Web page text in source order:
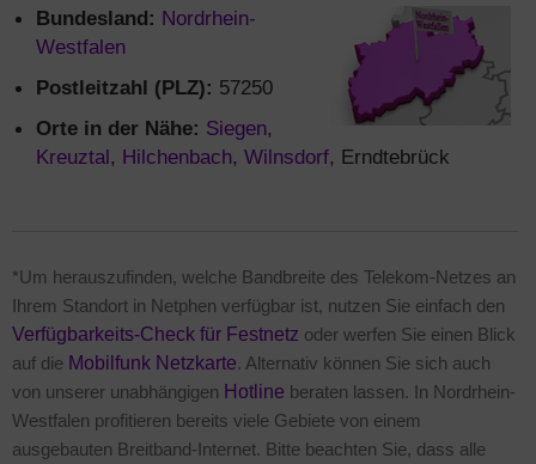
Bundesland: Nordrhein-
Westfalen
Postleitzahl (PLZ): 57250
Orte in der Nähe: Siegen,
Kreuztal, Hilchenbach, Wilnsdorf, Erndtebrück
*Um herauszufinden, welche Bandbreite des Telekom-Netzes an
Ihrem Standort in Netphen verfügbar ist, nutzen Sie einfach den
Verfügbarkeits-Check für Festnetz oder werfen Sie einen Blick
auf die Mobilfunk Netzkarte. Alternativ können Sie sich auch
von unserer unabhängigen Hotline beraten lassen. In Nordrhein-
Westfalen profitieren bereits viele Gebiete von einem
ausgebauten Breitband-Internet. Bitte beachten Sie, dass alle